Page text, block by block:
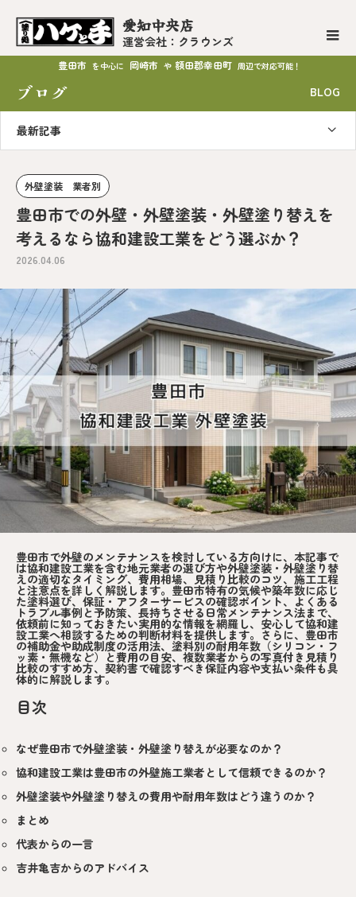
愛知中央店
運営会社：クラウンズ
豊田市 を中心に 岡崎市 や 額田郡幸田町 周辺で対応可能！
ブログ BLOG
最新記事
外壁塗装 業者別
豊田市での外壁・外壁塗装・外壁塗り替えを
考えるなら協和建設工業をどう選ぶか？
2026.04.06
豊田市で外壁のメンテナンスを検討している方向けに、本記事で
は協和建設工業を含む地元業者の選び方や外壁塗装・外壁塗り替
えの適切なタイミング、費用相場、見積り比較のコツ、施工工程
と注意点を詳しく解説します。豊田市特有の気候や築年数に応じ
た塗料選び、保証・アフターサービスの確認ポイント、よくある
トラブル事例と予防策、長持ちさせる日常メンテナンス法まで、
依頼前に知っておきたい実用的な情報を網羅し、安心して協和建
設工業へ相談するための判断材料を提供します。さらに、豊田市
の補助金や助成制度の活用法、塗料別の耐用年数（シリコン・フ
ッ素・無機など）と費用の目安、複数業者からの写真付き見積り
比較のすすめ方、契約書で確認すべき保証内容や支払い条件も具
体的に解説します。
目次
なぜ豊田市で外壁塗装・外壁塗り替えが必要なのか？
協和建設工業は豊田市の外壁施工業者として信頼できるのか？
外壁塗装や外壁塗り替えの費用や耐用年数はどう違うのか？
まとめ
代表からの一言
吉井亀吉からのアドバイス